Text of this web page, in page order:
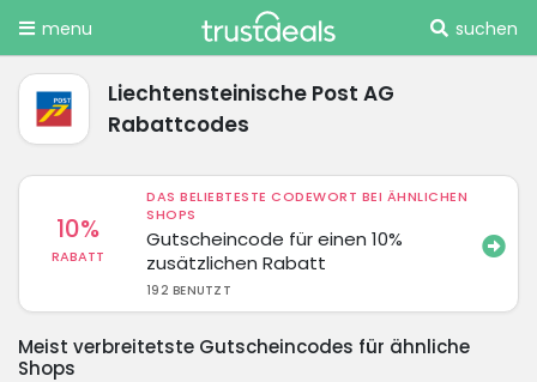
menu suchen
Liechtensteinische Post AG
Rabattcodes
10%
RABATT
DAS BELIEBTESTE CODEWORT BEI ÄHNLICHEN
SHOPS
Gutscheincode für einen 10%
zusätzlichen Rabatt
192 BENUTZT
Meist verbreitetste Gutscheincodes für ähnliche
Shops